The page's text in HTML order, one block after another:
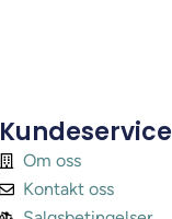
Kundeservice
Om oss
Kontakt oss